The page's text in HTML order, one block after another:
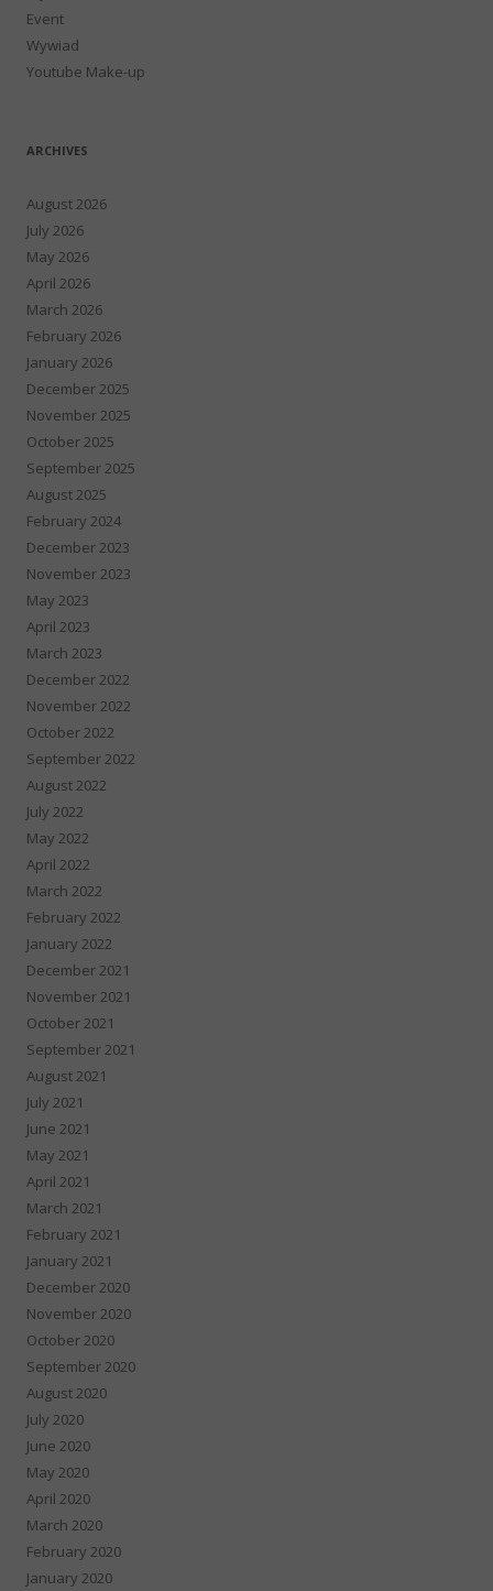
Event
Wywiad
Youtube Make-up
ARCHIVES
August 2026
July 2026
May 2026
April 2026
March 2026
February 2026
January 2026
December 2025
November 2025
October 2025
September 2025
August 2025
February 2024
December 2023
November 2023
May 2023
April 2023
March 2023
December 2022
November 2022
October 2022
September 2022
August 2022
July 2022
May 2022
April 2022
March 2022
February 2022
January 2022
December 2021
November 2021
October 2021
September 2021
August 2021
July 2021
June 2021
May 2021
April 2021
March 2021
February 2021
January 2021
December 2020
November 2020
October 2020
September 2020
August 2020
July 2020
June 2020
May 2020
April 2020
March 2020
February 2020
January 2020